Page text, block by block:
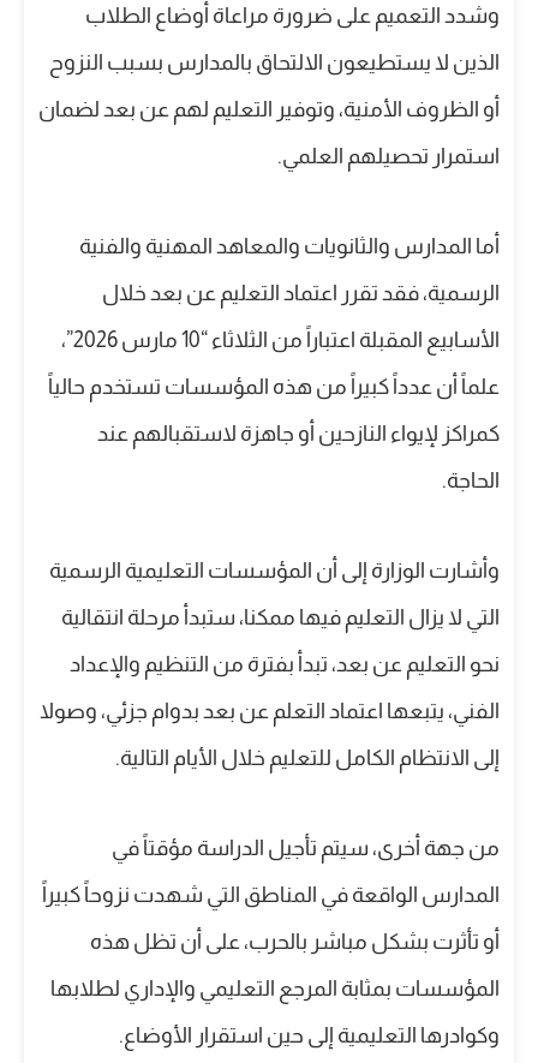
وشدد التعميم على ضرورة مراعاة أوضاع الطلاب
الذين لا يستطيعون الالتحاق بالمدارس بسبب النزوح
أو الظروف الأمنية، وتوفير التعليم لهم عن بعد لضمان
استمرار تحصيلهم العلمي.
أما المدارس والثانويات والمعاهد المهنية والفنية
الرسمية، فقد تقرر اعتماد التعليم عن بعد خلال
الأسابيع المقبلة اعتباراً من الثلاثاء “10 مارس 2026”،
علماً أن عدداً كبيراً من هذه المؤسسات تستخدم حالياً
كمراكز لإيواء النازحين أو جاهزة لاستقبالهم عند
الحاجة.
وأشارت الوزارة إلى أن المؤسسات التعليمية الرسمية
التي لا يزال التعليم فيها ممكنا، ستبدأ مرحلة انتقالية
نحو التعليم عن بعد، تبدأ بفترة من التنظيم والإعداد
الفني، يتبعها اعتماد التعلم عن بعد بدوام جزئي، وصولا
إلى الانتظام الكامل للتعليم خلال الأيام التالية.
من جهة أخرى، سيتم تأجيل الدراسة مؤقتاً في
المدارس الواقعة في المناطق التي شهدت نزوحاً كبيراً
أو تأثرت بشكل مباشر بالحرب، على أن تظل هذه
المؤسسات بمثابة المرجع التعليمي والإداري لطلابها
وكوادرها التعليمية إلى حين استقرار الأوضاع.